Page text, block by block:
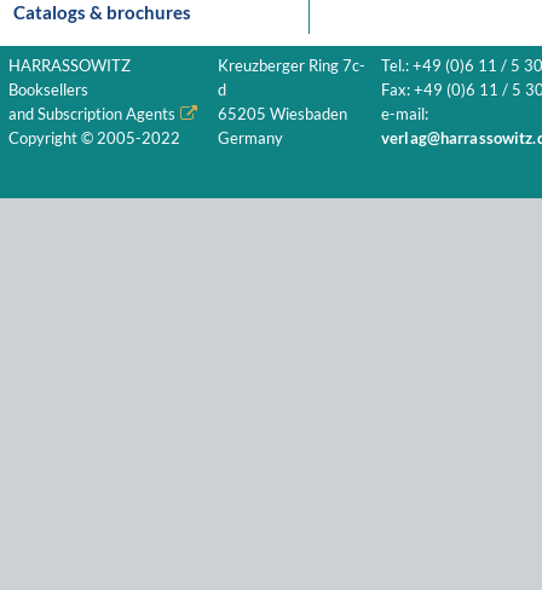
Catalogs & brochures
HARRASSOWITZ
Booksellers
and Subscription Agents
Copyright © 2005-2022
Kreuzberger Ring 7c-
d
65205 Wiesbaden
Germany
Tel.: +49 (0)6 11 / 5
Fax: +49 (0)6 11 / 5
e-mail: